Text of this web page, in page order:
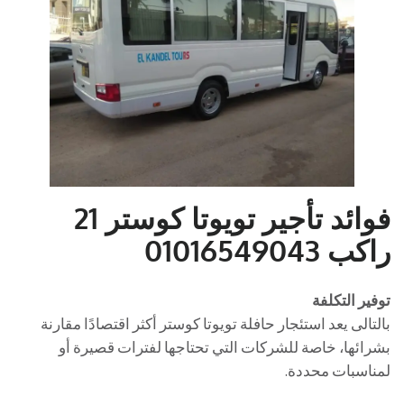
فوائد تأجير تويوتا كوستر 21
راكب
توفير التكلفة
بالتالى يعد استئجار حافلة تويوتا كوستر أكثر اقتصادًا مقارنة
بشرائها، خاصة للشركات التي تحتاجها لفترات قصيرة أو
لمناسبات محددة.